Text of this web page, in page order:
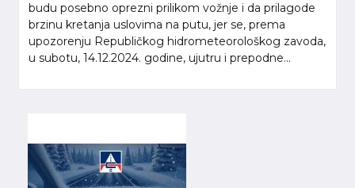
budu posebno oprezni prilikom vožnje i da prilagode
brzinu kretanja uslovima na putu, jer se, prema
upozorenju Republičkog hidrometeorološkog zavoda,
u subotu, 14.12.2024. godine, ujutru i prepodne...